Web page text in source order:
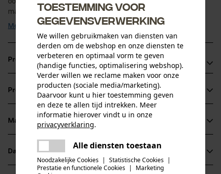
materialen wordt vocht geabsorbeerd en van je voet ...
Meer tonen
Productvoordelen
De Woolpower sokken van merinowol werken
temperatuurregulerend
Dankzij het hoge gehalte aan merinowol voelen de
Productinformatie
Productdetails
Activiteitstype
wandelen
Materiaal & onderhoud
Materiaal
Datasheets
Productveiligheidsblad (PDF)
Toestemming voor
gegevensverwerking
We willen gebruikmaken van diensten van
derden om de webshop en onze diensten te
verbeteren en optimaal vorm te geven
(handige functies, optimalisering webshop).
Verder willen we reclame maken voor onze
producten (sociale media/marketing).
Daarvoor kunt u hier toestemming geven
en deze te allen tijd intrekken. Meer
informatie hierover vindt u in onze
privacyverklaring.
Alle diensten toestaan
Noodzakelijke Cookies | Statistische Cookies |
Prestatie en functionele Cookies |
Marketing
Er is een fout opgetreden. Gelieve
het opnieuw te proberen.
delen